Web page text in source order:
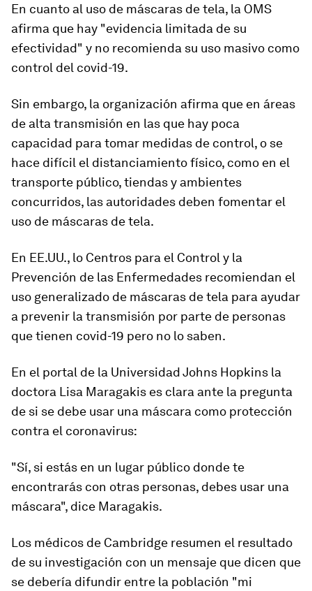
En cuanto al uso de máscaras de tela, la OMS
afirma que hay "evidencia limitada de su
efectividad" y no recomienda su uso masivo como
control del covid-19.
Sin embargo, la organización afirma que en áreas
de alta transmisión en las que hay poca
capacidad para tomar medidas de control, o se
hace difícil el distanciamiento físico, como en el
transporte público, tiendas y ambientes
concurridos, las autoridades deben fomentar el
uso de máscaras de tela.
En EE.UU., lo Centros para el Control y la
Prevención de las Enfermedades recomiendan el
uso generalizado de máscaras de tela para ayudar
a prevenir la transmisión por parte de personas
que tienen covid-19 pero no lo saben.
En el portal de la Universidad Johns Hopkins la
doctora Lisa Maragakis es clara ante la pregunta
de si se debe usar una máscara como protección
contra el coronavirus:
"Sí, si estás en un lugar público donde te
encontrarás con otras personas, debes usar una
máscara", dice Maragakis.
Los médicos de Cambridge resumen el resultado
de su investigación con un mensaje que dicen que
se debería difundir entre la población "mi